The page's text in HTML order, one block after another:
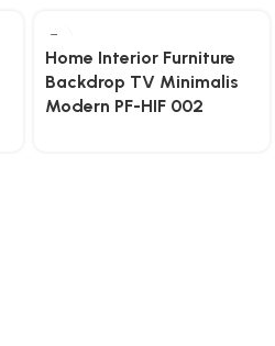
Home Interior Furniture
Backdrop TV Minimalis
Modern PF-HIF 002